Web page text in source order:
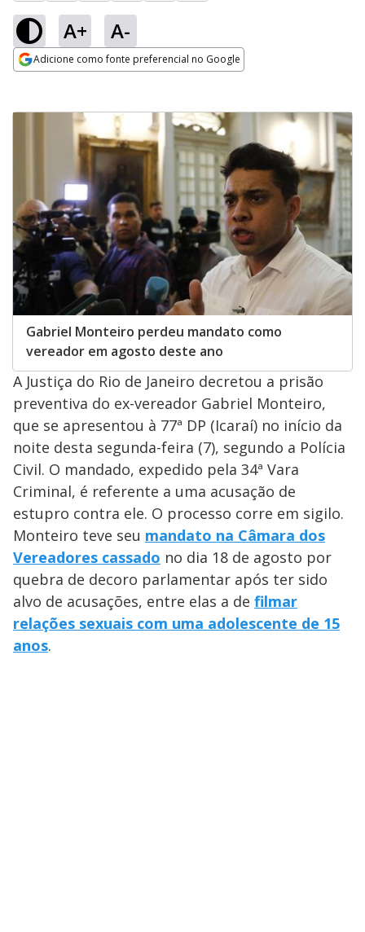
A+ A-
Adicione como fonte preferencial no Google
Gabriel Monteiro perdeu mandato como
vereador em agosto deste ano
A Justiça do Rio de Janeiro decretou a prisão
preventiva do ex-vereador Gabriel Monteiro,
que se apresentou à 77ª DP (Icaraí) no início da
noite desta segunda-feira (7), segundo a Polícia
Civil. O mandado, expedido pela 34ª Vara
Criminal, é referente a uma acusação de
estupro contra ele. O processo corre em sigilo.
Monteiro teve seu mandato na Câmara dos
Vereadores cassado no dia 18 de agosto por
quebra de decoro parlamentar após ter sido
alvo de acusações, entre elas a de filmar
relações sexuais com uma adolescente de 15
anos.